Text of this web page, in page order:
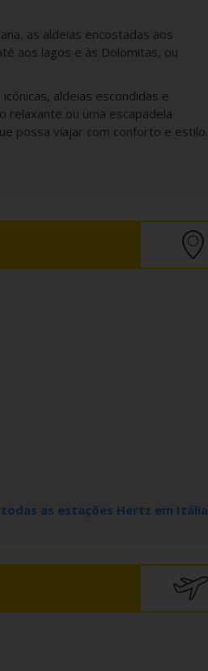
as aldeias encostadas aos
aos lagos e às Dolomitas, ou
aldeias escondidas e
relaxante ou uma escapadela
possa viajar com conforto e estilo.
as estações Hertz em Itália